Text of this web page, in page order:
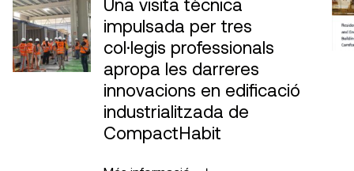
Una visita tècnica
impulsada per tres
col·legis professionals
apropa les darreres
innovacions en edificació
industrialitzada de
CompactHabit